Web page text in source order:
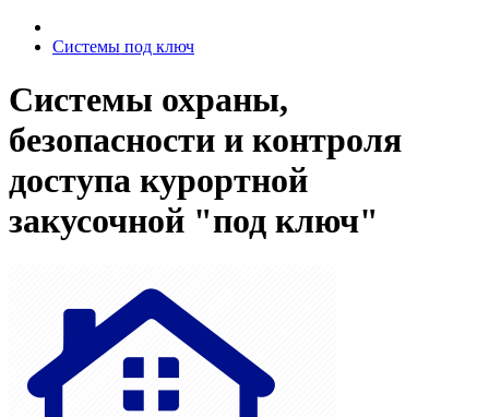
Системы под ключ
Системы охраны,
безопасности и контроля
доступа курортной
закусочной "под ключ"